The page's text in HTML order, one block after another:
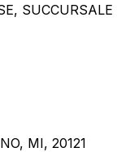
SUCCURSALE
MI, 20121